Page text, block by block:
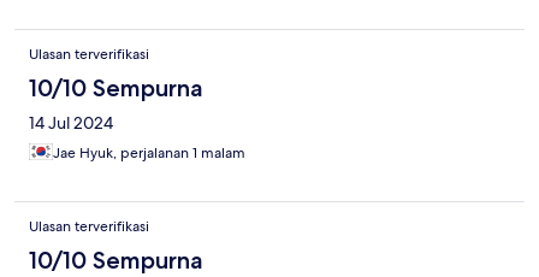
Ulasan terverifikasi
10/10 Sempurna
14 Jul 2024
Jae Hyuk, perjalanan 1 malam
Ulasan terverifikasi
10/10 Sempurna